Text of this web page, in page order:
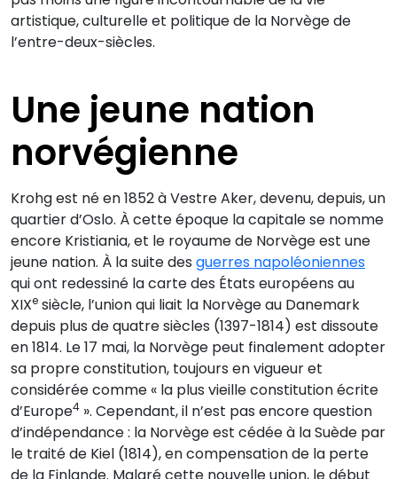
artistique, culturelle et politique de la Norvège de
l’entre-deux-siècles.
Une jeune nation
norvégienne
Krohg est né en 1852 à Vestre Aker, devenu, depuis, un
quartier d’Oslo. À cette époque la capitale se nomme
encore Kristiania, et le royaume de Norvège est une
jeune nation. À la suite des guerres napoléoniennes
qui ont redessiné la carte des États européens au
XIXe siècle, l’union qui liait la Norvège au Danemark
depuis plus de quatre siècles (1397-1814) est dissoute
en 1814. Le 17 mai, la Norvège peut finalement adopter
sa propre constitution, toujours en vigueur et
considérée comme « la plus vieille constitution écrite
d’Europe4 ». Cependant, il n’est pas encore question
d’indépendance : la Norvège est cédée à la Suède par
le traité de Kiel (1814), en compensation de la perte
de la Finlande. Malgré cette nouvelle union, le début